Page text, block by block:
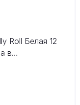
Roll Белая 12
в